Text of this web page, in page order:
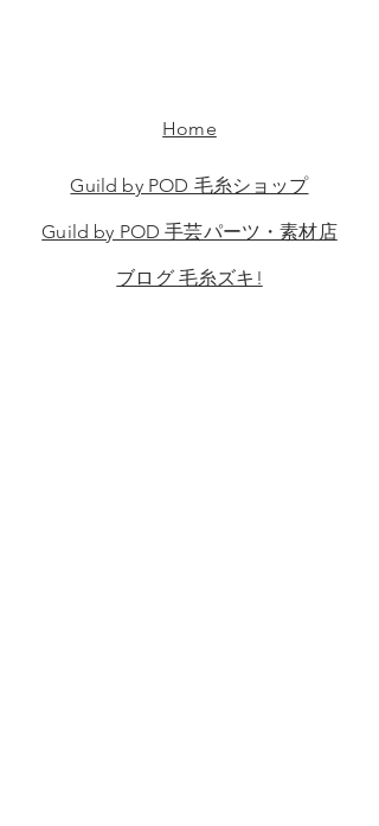
Home
Guild by POD 毛糸ショップ
Guild by POD 手芸パーツ・素材店
ブログ 毛糸ズキ!